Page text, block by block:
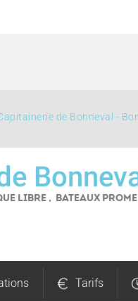
de Bonneval -
LIBRE , BATEAUX
Tarifs